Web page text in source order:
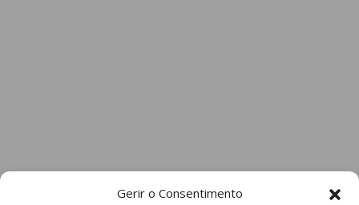
Gerir o Consentimento